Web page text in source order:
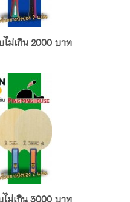
ม่เกิน 2000 บาท